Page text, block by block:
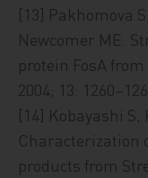
[13] Pakhomova
Newcomer ME.
protein FosA
2004; 13:
[14] Kobayashi S,
Characterization
products from